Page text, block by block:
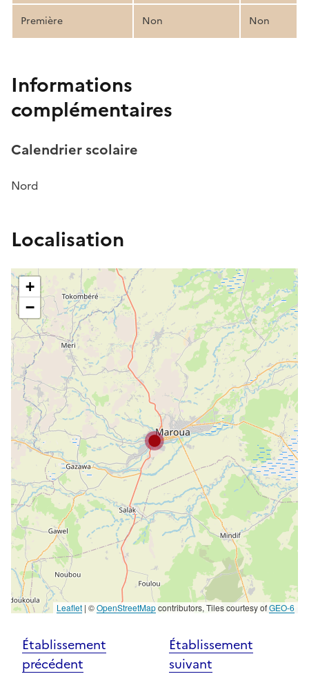
Première Non Non
Informations
complémentaires
Calendrier scolaire
Nord
Localisation
+
−
Leaflet | ©OpenStreetMapcontributors, Tiles courtesy ofGEO-6
Établissement
précédent
Établissement
suivant